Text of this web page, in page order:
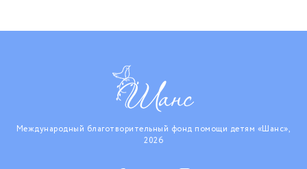
Международный благотворительный фонд помощи детям «Шанс»,
2026